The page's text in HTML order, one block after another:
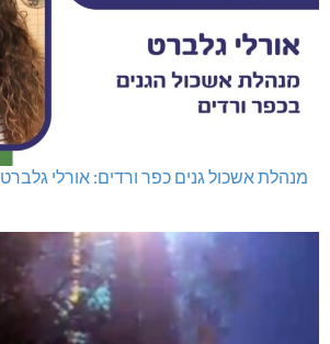
מנהלת אשכול גנים כפר ורדים: אורלי גלברט